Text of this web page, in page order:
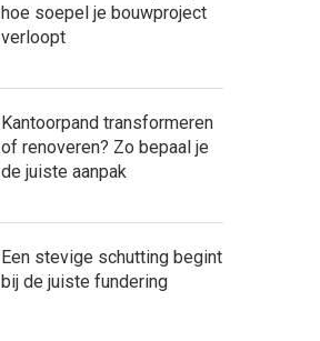
hoe soepel je bouwproject
verloopt
Kantoorpand transformeren
of renoveren? Zo bepaal je
de juiste aanpak
Een stevige schutting begint
bij de juiste fundering